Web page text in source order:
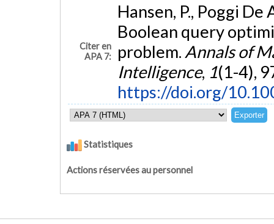
Citer en
APA 7:
Hansen, P., Poggi De
Boolean query
problem. Annals of
Intelligence, 1(1-4),
https://doi.org/
Statistiques
Actions réservées au personnel